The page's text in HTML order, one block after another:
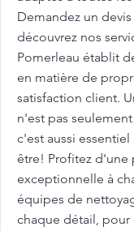
Demandez un
découvrez nos
Pomerleau établit
en matière de
satisfaction client.
n'est pas
c'est aussi
être! Profitez d'une
exceptionnelle à
équipes de
chaque détail, pour